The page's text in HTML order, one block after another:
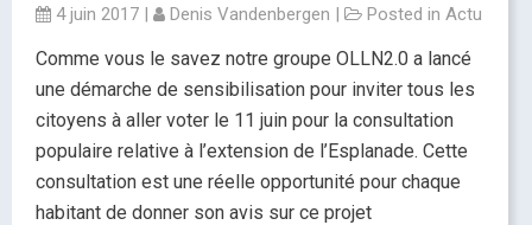
4 juin 2017 | Denis Vandenbergen | Posted in Actu
Comme vous le savez notre groupe OLLN2.0 a lancé
une démarche de sensibilisation pour inviter tous les
citoyens à aller voter le 11 juin pour la consultation
populaire relative à l’extension de l’Esplanade. Cette
consultation est une réelle opportunité pour chaque
habitant de donner son avis sur ce projet